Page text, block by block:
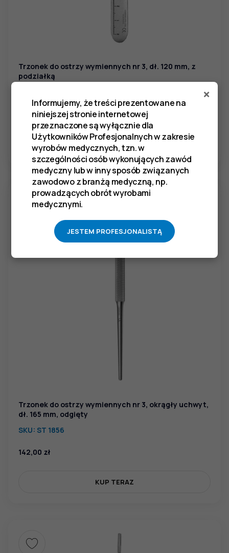
Trzonek do ostrzy wymiennych nr 3, dł. 120 mm, z
podziałką
138,54zł
ZOBACZ WIĘCEJ
Trzonek do ostrzy wymiennych nr 3, okrągły uchwyt,
dł. 165 mm, odgięty
SKU: ST 1856
142,00 zł
KUP TERAZ
×
Informujemy, że treści prezentowane na
niniejszej stronie internetowej
przeznaczone są wyłącznie dla
Użytkowników Profesjonalnych w zakresie
wyrobów medycznych, tzn. w
szczególności osób wykonujących zawód
medyczny lub w inny sposób związanych
zawodowo z branżą medyczną, np.
prowadzących obrót wyrobami
medycznymi.
JESTEM PROFESJONALISTĄ